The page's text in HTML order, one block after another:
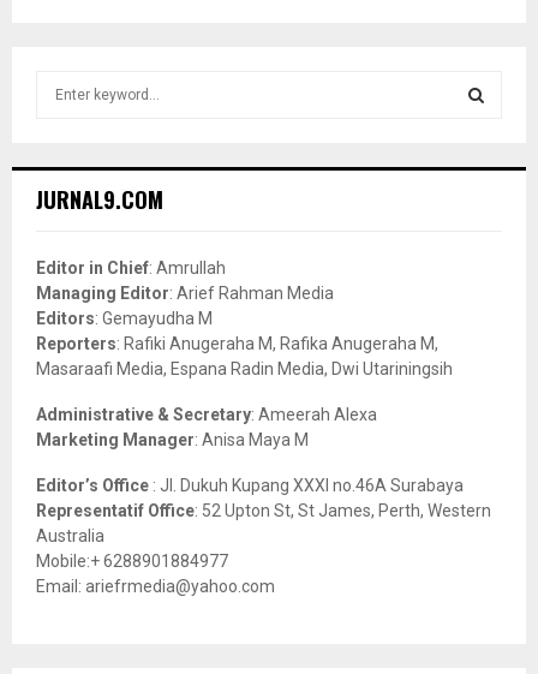
h
o
r
:
JURNAL9.COM
Editor in Chief: Amrullah
Managing Editor: Arief Rahman Media
Editors: Gemayudha M
Reporters: Rafiki Anugeraha M, Rafika Anugeraha M,
Masaraafi Media, Espana Radin Media, Dwi Utariningsih
Administrative & Secretary: Ameerah Alexa
Marketing Manager: Anisa Maya M
Editor’s Office : Jl. Dukuh Kupang XXXI no.46A Surabaya
Representatif Office: 52 Upton St, St James, Perth, Western
Australia
Mobile:+ 6288901884977
Email: ariefrmedia@yahoo.com